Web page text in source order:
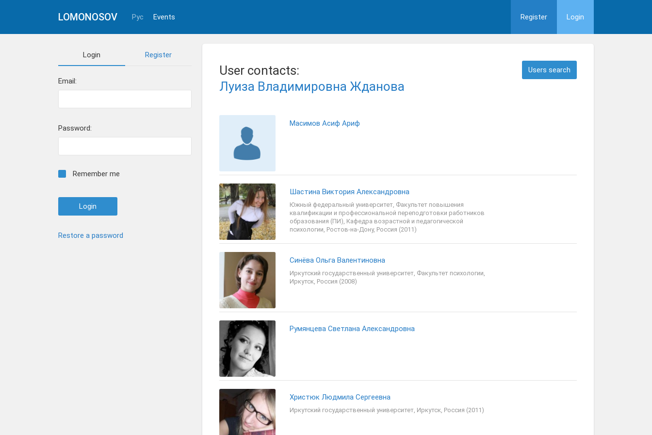
LOMONOSOV Рус Events Register Login
Login Register
Email:
Password:
Remember me
Restore a password
User contacts:
Луиза Владимировна Жданова
Users search
Масимов Асиф Ариф
Шастина Виктория Александровна
Южный федеральный университет, Факультет повышения
квалификации и профессиональной переподготовки работников
образования (ПИ), Кафедра возрастной и педагогической
психологии, Ростов-на-Дону, Россия (2011)
Синёва Ольга Валентиновна
Иркутский государственный университет, Факультет психологии,
Иркутск, Россия (2008)
Румянцева Светлана Александровна
Христюк Людмила Сергеевна
Иркутский государственный университет, Иркутск, Россия (2011)